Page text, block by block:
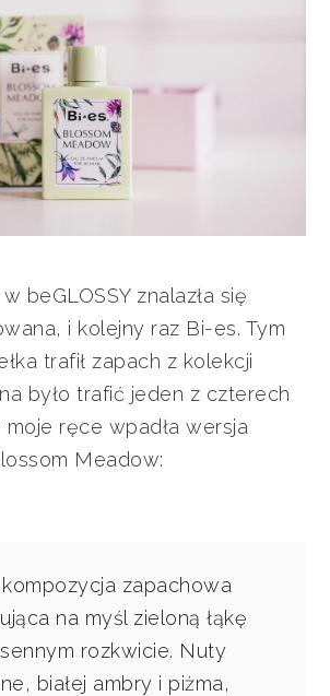
beGLOSSY znalazła się
i kolejny raz Bi-es. Tym
trafił zapach z kolekcji
było trafić jeden z czterech
ręce wpadła wersja
Meadow:
zapachowa
na myśl zieloną łąkę
rozkwicie. Nuty
białej ambry i piżma,